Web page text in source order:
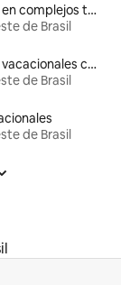
Alojamientos en complejos turísticos
de Brasil
Alojamientos vacacionales con piscina
de Brasil
de Brasil